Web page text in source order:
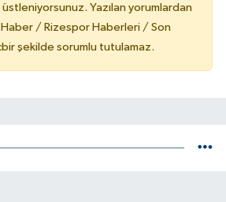
Yazılan yorumlardan
/ Rizespor Haberleri / Son
şekilde sorumlu tutulamaz.